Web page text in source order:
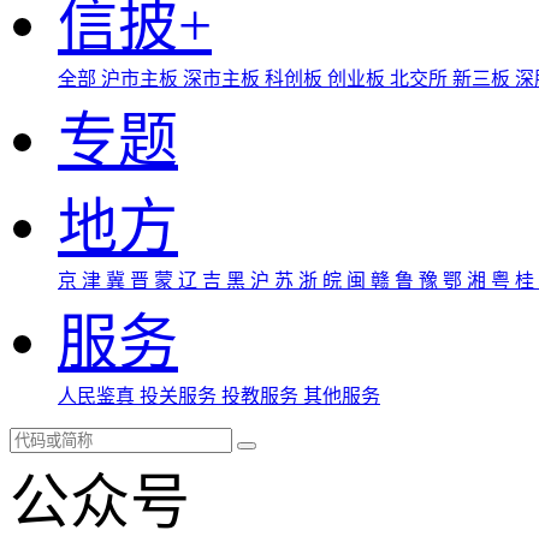
信披+
全部 沪市主板 深市主板 科创板 创业板 北交所 新三板
专题
地方
京 津 冀 晋 蒙 辽 吉 黑 沪 苏 浙 皖 闽 赣 鲁 豫 鄂 湘 粤 桂
服务
人民鉴真 投关服务 投教服务 其他服务
公众号